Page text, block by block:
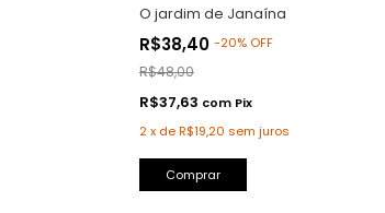
O jardim de Janaína
R$38,40 -20% OFF
R$48,00
R$37,63 com Pix
2x deR$19,20 sem juros